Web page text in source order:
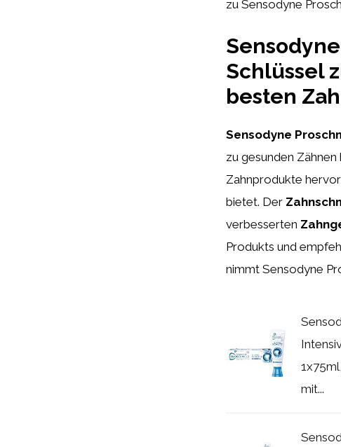
zu Sensodyne
Schlüssel
besten
Sensodyne
zu gesunden
Zahnprodukte
bietet. Der
verbesserten
Produkts und
nimmt Sensodyne
mit...